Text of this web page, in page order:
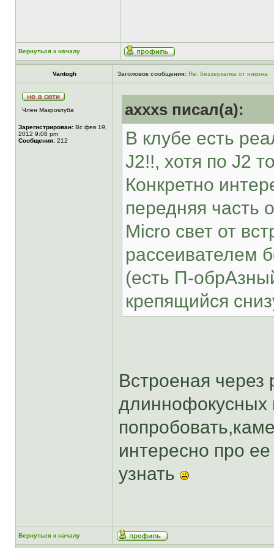
Вернуться к началу
Vantogh Заголовок сообщения: Re: беззеркалка от никона
Член Макроклуба
Зарегистрирован: Вс фев 19,
2012 9:08 pm
Сообщения: 212
axxxs писал(а):
В клубе есть
J2!!, хотя по J2
Конкретно
передняя часть
Micro свет от
рассеивателем
(есть П-
крепящийся
Встроеная через
интересно про
узнать
Вернуться к началу